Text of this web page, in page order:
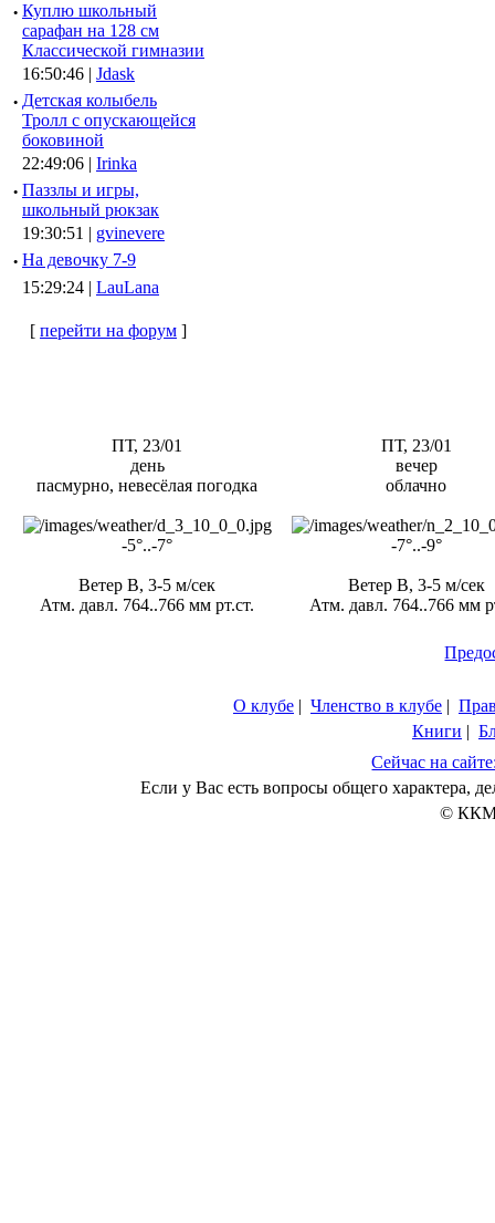
· Куплю школьный
сарафан на 128 см
Классической гимназии
16:50:46 | Jdask
· Детская колыбель
Тролл с опускающейся
боковиной
22:49:06 | Irinka
· Паззлы и игры,
школьный рюкзак
19:30:51 | gvinevere
· Hа девочку 7-9
15:29:24 | LauLana
[ перейти на форум ]
ПТ, 23/01
день
пасмурно, невесёлая погодка
-5°..-7°
Ветер В, 3-5 м/сек
Атм. давл. 764..766 мм рт.ст.
ПТ, 23/01
вечер
облачно
-7°..-9°
Ветер В, 3-5 м/сек
Атм. давл. 764..766 мм
О клубе | Членство в клубе |
Книги |
Сейчас на
Если у Вас есть вопросы общего характера,
© ККМ